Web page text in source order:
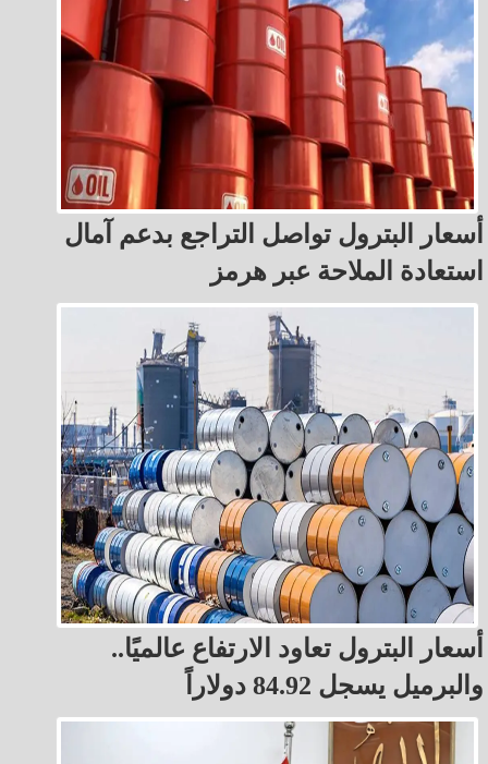
أسعار البترول تواصل التراجع بدعم آمال
استعادة الملاحة عبر هرمز
أسعار البترول تعاود الارتفاع عالميًا..
والبرميل يسجل 84.92 دولاراً